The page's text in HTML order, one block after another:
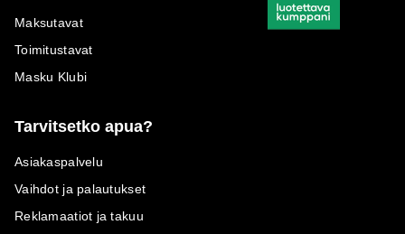
Maksutavat
Toimitustavat
Masku Klubi
Tarvitsetko apua?
Asiakaspalvelu
Vaihdot ja palautukset
Reklamaatiot ja takuu